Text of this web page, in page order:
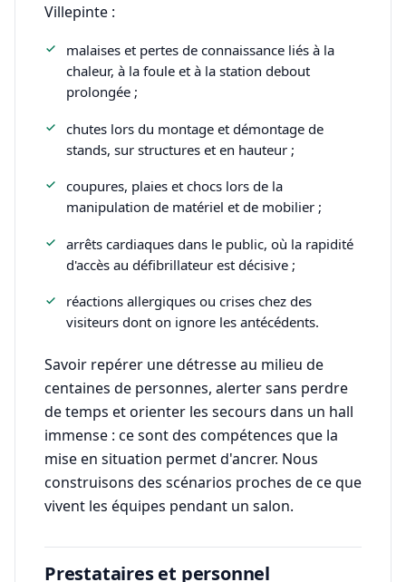
Villepinte :
malaises et pertes de connaissance liés à la
chaleur, à la foule et à la station debout
prolongée ;
chutes lors du montage et démontage de
stands, sur structures et en hauteur ;
coupures, plaies et chocs lors de la
manipulation de matériel et de mobilier ;
arrêts cardiaques dans le public, où la rapidité
d'accès au défibrillateur est décisive ;
réactions allergiques ou crises chez des
visiteurs dont on ignore les antécédents.
Savoir repérer une détresse au milieu de
centaines de personnes, alerter sans perdre
de temps et orienter les secours dans un hall
immense : ce sont des compétences que la
mise en situation permet d'ancrer. Nous
construisons des scénarios proches de ce que
vivent les équipes pendant un salon.
Prestataires et personnel